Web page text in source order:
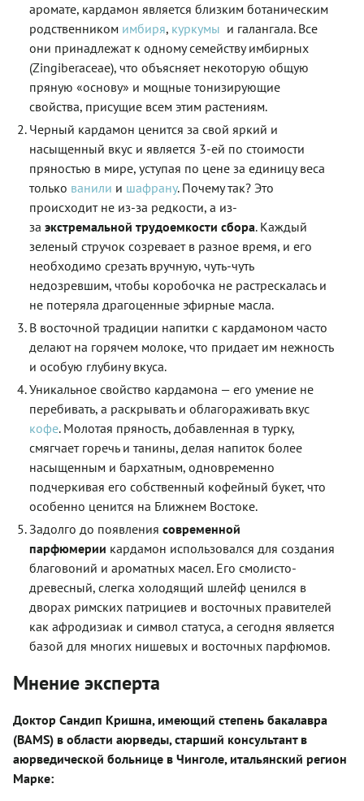
аромате, кардамон является близким ботаническим
родственником имбиря, куркумы и галангала. Все
они принадлежат к одному семейству имбирных
(Zingiberaceae), что объясняет некоторую общую
пряную «основу» и мощные тонизирующие
свойства, присущие всем этим растениям.
Черный кардамон ценится за свой яркий и
насыщенный вкус и является 3-ей по стоимости
пряностью в мире, уступая по цене за единицу веса
только ванили и шафрану. Почему так? Это
происходит не из-за редкости, а из-
за экстремальной трудоемкости сбора. Каждый
зеленый стручок созревает в разное время, и его
необходимо срезать вручную, чуть-чуть
недозревшим, чтобы коробочка не растрескалась и
не потеряла драгоценные эфирные масла.
В восточной традиции напитки с кардамоном часто
делают на горячем молоке, что придает им нежность
и особую глубину вкуса.
Уникальное свойство кардамона — его умение не
перебивать, а раскрывать и облагораживать вкус
кофе. Молотая пряность, добавленная в турку,
смягчает горечь и танины, делая напиток более
насыщенным и бархатным, одновременно
подчеркивая его собственный кофейный букет, что
особенно ценится на Ближнем Востоке.
Задолго до появления современной
парфюмерии кардамон использовался для создания
благовоний и ароматных масел. Его смолисто-
древесный, слегка холодящий шлейф ценился в
дворах римских патрициев и восточных правителей
как афродизиак и символ статуса, а сегодня является
базой для многих нишевых и восточных парфюмов.
Мнение эксперта
Доктор Сандип Кришна, имеющий степень бакалавра
(BAMS) в области аюрведы, старший консультант в
аюрведической больнице в Чинголе, итальянский регион
Марке: